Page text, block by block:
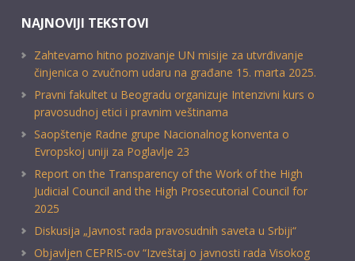
NAJNOVIJI TEKSTOVI
Zahtevamo hitno pozivanje UN misije za utvrđivanje
činjenica o zvučnom udaru na građane 15. marta 2025.
Pravni fakultet u Beogradu organizuje Intenzivni kurs o
pravosudnoj etici i pravnim veštinama
Saopštenje Radne grupe Nacionalnog konventa o
Evropskoj uniji za Poglavlje 23
Report on the Transparency of the Work of the High
Judicial Council and the High Prosecutorial Council for
2025
Diskusija „Javnost rada pravosudnih saveta u Srbiji“
Objavljen CEPRIS-ov “Izveštaj o javnosti rada Visokog